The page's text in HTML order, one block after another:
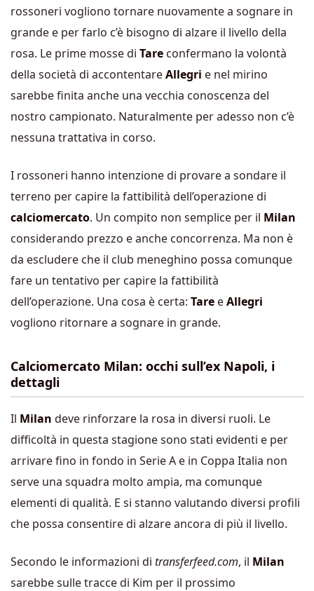
rossoneri vogliono tornare nuovamente a sognare in
grande e per farlo c’è bisogno di alzare il livello della
rosa. Le prime mosse di Tare confermano la volontà
della società di accontentareAllegri e nel mirino
sarebbe finita anche una vecchia conoscenza del
nostro campionato. Naturalmente per adesso non c’è
nessuna trattativa in corso.
I rossoneri hanno intenzione di provare a sondare il
terreno per capire la fattibilità dell’operazione di
calciomercato. Un compito non semplice per il Milan
considerando prezzo e anche concorrenza. Ma non è
da escludere che il club meneghino possa comunque
fare un tentativo per capire la fattibilità
dell’operazione. Una cosa è certa: Tare eAllegri
vogliono ritornare a sognare in grande.
Calciomercato Milan: occhi sull’ex Napoli, i
dettagli
Il Milan deve rinforzare la rosa in diversi ruoli. Le
difficoltà in questa stagione sono stati evidenti e per
arrivare fino in fondo in Serie A e in Coppa Italia non
serve una squadra molto ampia, ma comunque
elementi di qualità. E si stanno valutando diversi profili
che possa consentire di alzare ancora di più il livello.
Secondo le informazioni di transferfeed.com, il Milan
sarebbe sulle tracce di Kim per il prossimo